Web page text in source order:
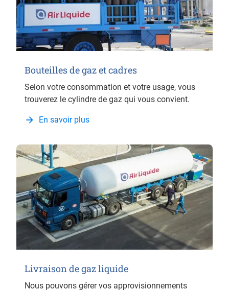
Bouteilles de gaz et cadres
Selon votre consommation et votre usage, vous
trouverez le cylindre de gaz qui vous convient.
En savoir plus
Livraison de gaz liquide
Nous pouvons gérer vos approvisionnements